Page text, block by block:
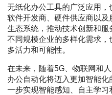
无纸化办公工具的广泛应用，
软件开发商、硬件供应商以
生态系统，推动技术创新和
不同规模企业的多样化需求
多活力和可能性。
在未来，随着5G、物联网和
办公自动化将迈入更加智能
一步实现智能感知、自主学